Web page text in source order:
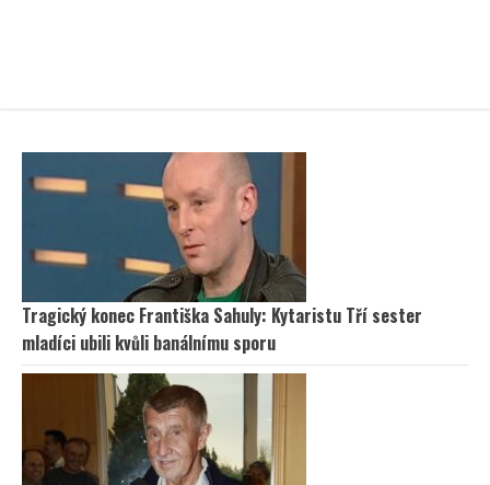
Tragický konec Františka Sahuly: Kytaristu Tří sester
mladíci ubili kvůli banálnímu sporu